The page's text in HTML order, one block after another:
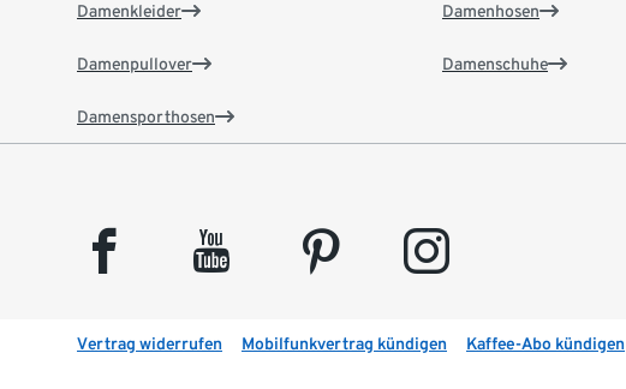
Damenkleider
Damenpullover
Damensporthosen
Damenhosen
Damenschuhe
facebook youtube pinterest instagram
Vertrag widerrufen Mobilfunkvertrag kündigen Kaffee-Abo kündigen